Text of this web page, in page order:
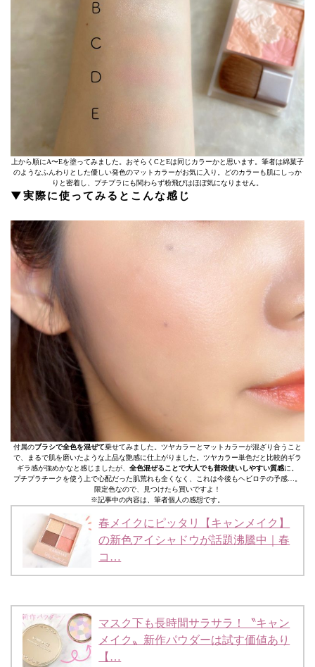
上から順にA〜Eを塗ってみました。おそらくCとEは同じカラーかと思います。筆者は綿菓子
のようなふんわりとした優しい発色のマットカラーがお気に入り。どのカラーも肌にしっか
りと密着し、プチプラにも関わらず粉飛びはほぼ気になりません。
▼実際に使ってみるとこんな感じ
付属のブラシで全色を混ぜて乗せてみました。ツヤカラーとマットカラーが混ざり合うこと
で、まるで肌を磨いたような上品な艶感に仕上がりました。ツヤカラー単色だと比較的ギラ
ギラ感が強めかなと感じましたが、 全色混ぜることで大人でも普段使いしやすい質感に。
プチプラチークを使う上で心配だった肌荒れも全くなく、これは今後もヘビロテの予感…。
限定色なので、見つけたら買いですよ！
※記事中の内容は、筆者個人の感想です。
春メイクにピッタリ【キャンメイク】
の新色アイシャドウが話題沸騰中｜春
コ…
マスク下も長時間サラサラ！〝キャン
メイク〟新作パウダーは試す価値あり
【…